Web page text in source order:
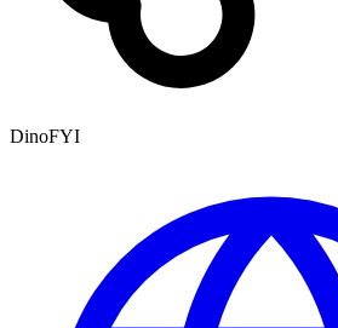
DinoFYI